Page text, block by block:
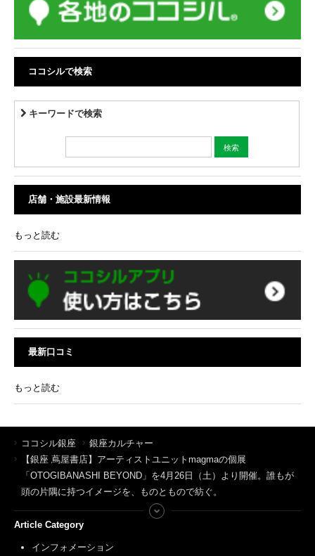
ココシルで検索
キーワードで検索
店舗・施設最新情報
もっと読む
最新口コミ
もっと読む
ココシル銀座
銀座カルチャー
【銀座 蔦屋書店】アーティストユニットmagmaの個展
「OTOGIBANASHI BEYOND」を4月26日（土）より開催。誰もが
頭の片隅に持つイメージを、ものともので紡ぐ。
Article Category
インフォメーション